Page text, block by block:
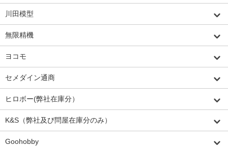
川田模型
無限精機
ヨコモ
セメダイン通商
ヒロボー(弊社在庫分）
K&S（弊社及び問屋在庫分のみ）
Goohobby